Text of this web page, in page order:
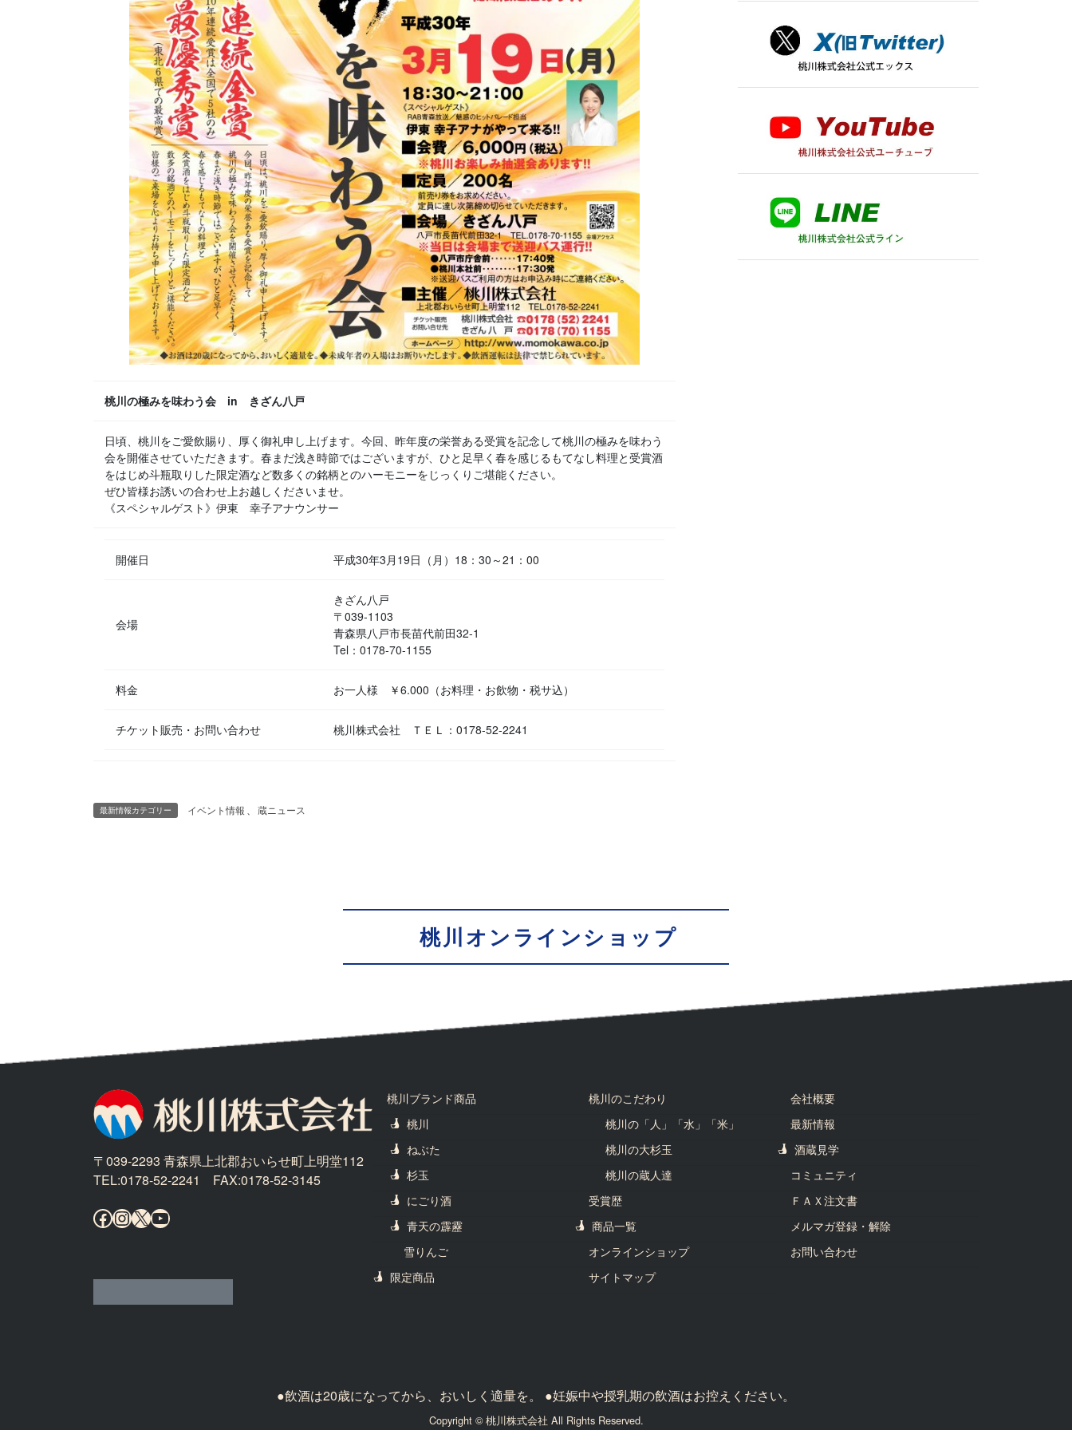
桃川の極みを味わう会 in きざん八戸
日頃、桃川をご愛飲賜り、厚く御礼申し上げます。今回、昨年度の栄誉ある受賞を記念して桃川の極みを味わう
会を開催させていただきます。春まだ浅き時節ではございますが、ひと足早く春を感じるもてなし料理と受賞酒
をはじめ斗瓶取りした限定酒など数多くの銘柄とのハーモニーをじっくりご堪能ください。
ぜひ皆様お誘いの合わせ上お越しくださいませ。
《スペシャルゲスト》伊東 幸子アナウンサー
開催日 平成30年3月19日（月）18：30～21：00
会場
きざん八戸
〒039-1103
青森県八戸市長苗代前田32-1
Tel：0178-70-1155
料金 お一人様 ￥6.000（お料理・お飲物・税サ込）
チケット販売・お問い合わせ 桃川株式会社 ＴＥＬ：0178-52-2241
最新情報カテゴリー イベント情報 蔵ニュース
桃川オンラインショップ
〒039-2293 青森県上北郡おいらせ町上明堂112
TEL:0178-52-2241 FAX:0178-52-3145
Facebook
Instagram
X YouTube
桃川ブランド商品
桃川
ねぶた
杉玉
にごり酒
青天の霹靂
雪りんご
限定商品
桃川のこだわり
桃川の「人」「水」「米」
桃川の大杉玉
桃川の蔵人達
受賞歴
商品一覧
オンラインショップ
サイトマップ
会社概要
最新情報
酒蔵見学
コミュニティ
ＦＡＸ注文書
メルマガ登録・解除
お問い合わせ
●飲酒は20歳になってから、おいしく適量を。 ●妊娠中や授乳期の飲酒はお控えください。
Copyright © 桃川株式会社 All Rights Reserved.